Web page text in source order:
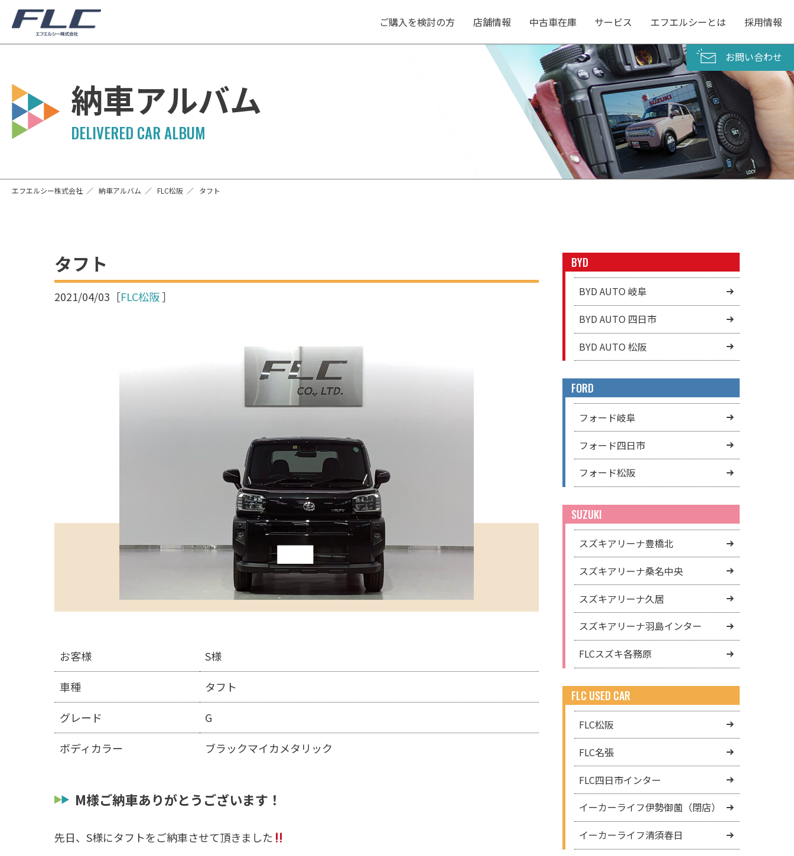
ご購入を検討の方 店舗情報 中古車在庫 サービス エフエルシーとは 採用情報
お問い合わせ
納車アルバム
エフエルシー株式会社 納車アルバム FLC松阪 タフト
タフト
2021/04/03 ［FLC松阪］
お客様
S様
車種
タフト
グレード
G
ボディカラー
ブラックマイカメタリック
M様ご納車ありがとうございます！
先日、S様にタフトをご納車させて頂きました
BYD
BYD AUTO 岐阜
BYD AUTO 四日市
BYD AUTO 松阪
FORD
フォード岐阜
フォード四日市
フォード松阪
SUZUKI
スズキアリーナ豊橋北
スズキアリーナ桑名中央
スズキアリーナ久居
スズキアリーナ羽島インター
FLCスズキ各務原
FLC USED CAR
FLC松阪
FLC名張
FLC四日市インター
イーカーライフ伊勢御薗（閉店）
イーカーライフ清須春日